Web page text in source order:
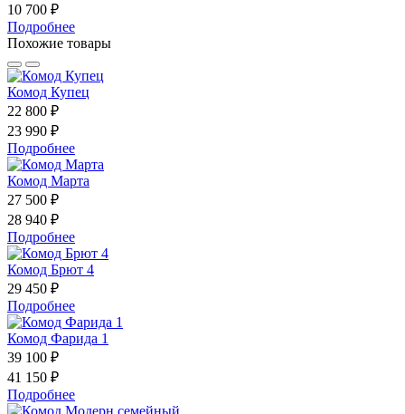
10 700 ₽
Подробнее
Похожие товары
Комод Купец
22 800 ₽
23 990 ₽
Подробнее
Комод Марта
27 500 ₽
28 940 ₽
Подробнее
Комод Брют 4
29 450 ₽
Подробнее
Комод Фарида 1
39 100 ₽
41 150 ₽
Подробнее